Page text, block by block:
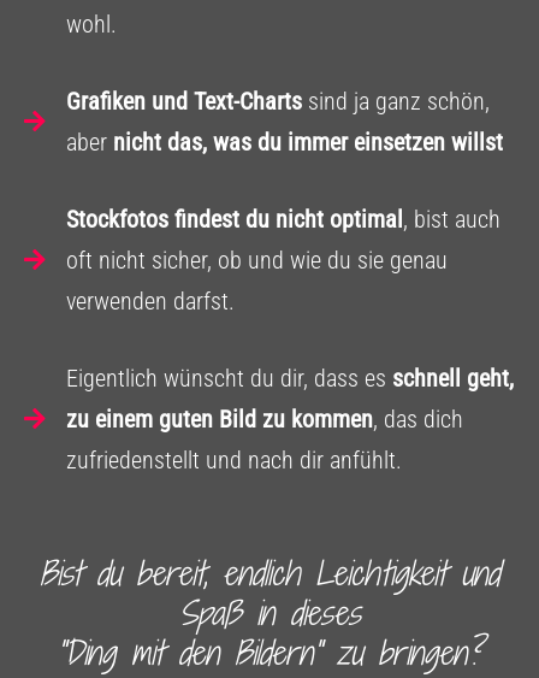
wohl.
Grafiken und Text-Charts sind ja ganz schön,
aber nicht das, was du immer einsetzen willst
Stockfotos findest du nicht optimal, bist auch
oft nicht sicher, ob und wie du sie genau
verwenden darfst.
Eigentlich wünscht du dir, dass es schnell geht,
zu einem guten Bild zu kommen, das dich
zufriedenstellt und nach dir anfühlt.
Bist du bereit, endlich Leichtigkeit und
Spaß in dieses
"Ding mit den Bildern" zu bringen?